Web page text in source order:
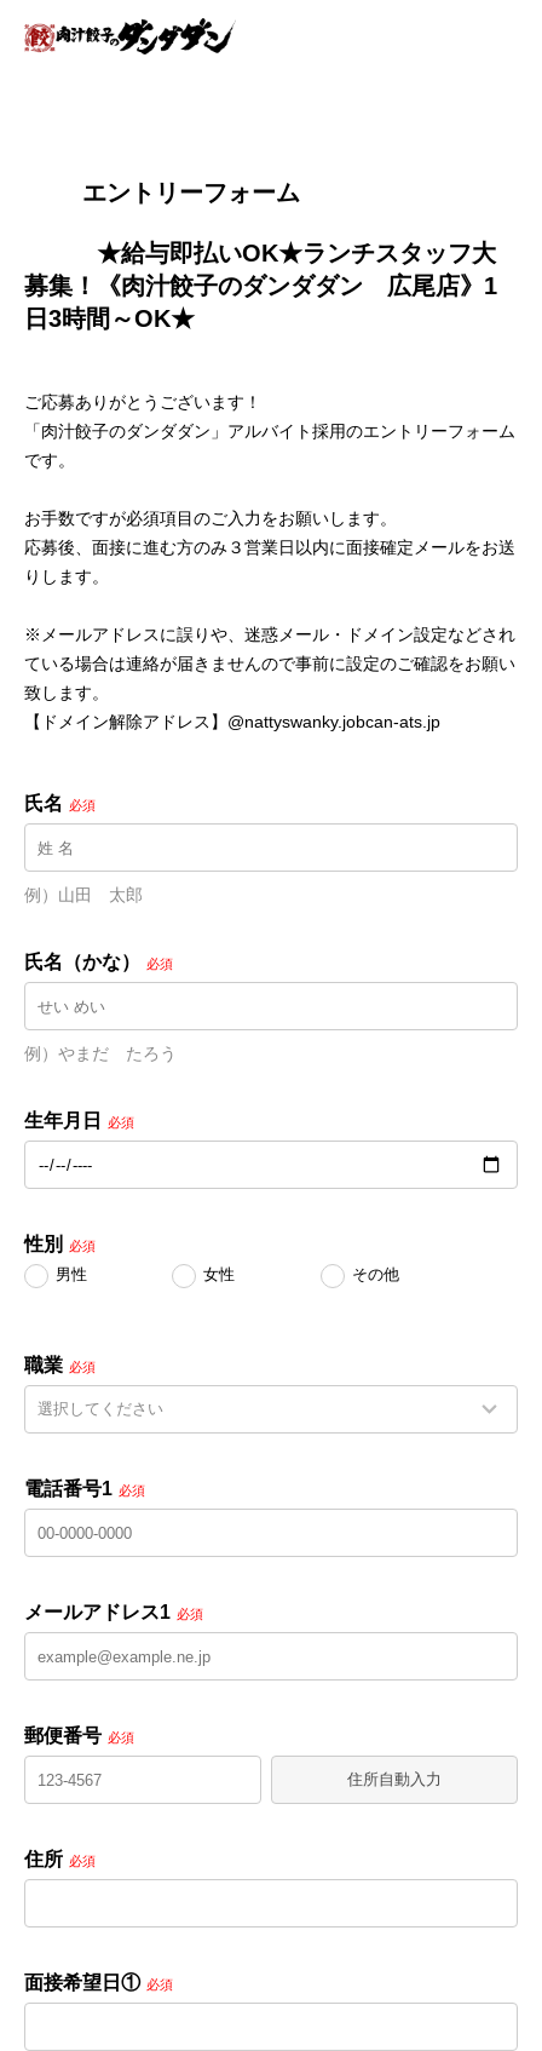
        エントリーフォーム
募集！《肉汁餃子のダンダダン　広尾店》1
日3時間～OK★
ご応募ありがとうございます！
「肉汁餃子のダンダダン」アルバイト採用のエントリーフォーム
です。
お手数ですが必須項目のご入力をお願いします。
応募後、面接に進む方のみ３営業日以内に面接確定メールをお送
りします。
※メールアドレスに誤りや、迷惑メール・ドメイン設定などされ
ている場合は連絡が届きませんので事前に設定のご確認をお願い
致します。
【ドメイン解除アドレス】@nattyswanky.jobcan-ats.jp
氏名 必須
例）山田　太郎
氏名（かな） 必須
例）やまだ　たろう
生年月日 必須
性別 必須
男性 女性 その他
職業 必須
電話番号1 必須
メールアドレス1 必須
郵便番号 必須
住所自動入力
住所 必須
面接希望日① 必須